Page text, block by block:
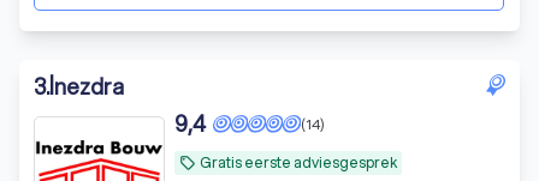
3.İnezdra
local_offer Gratis eerste adviesgesprek
(14)
9,4